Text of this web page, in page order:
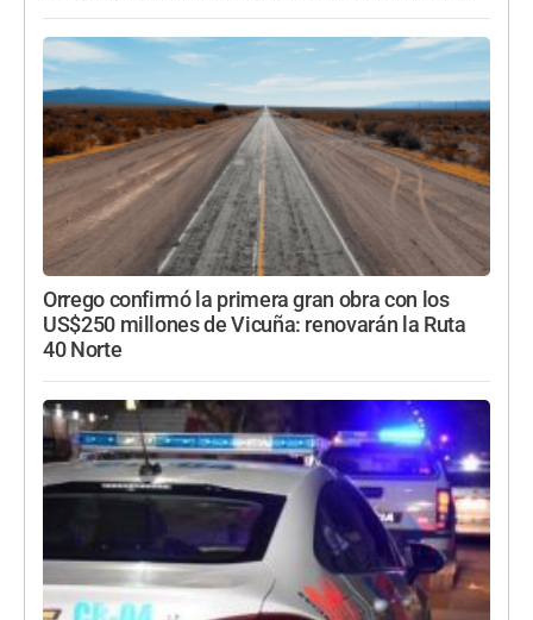
Orrego confirmó la primera gran obra con los
US$250 millones de Vicuña: renovarán la Ruta
40 Norte